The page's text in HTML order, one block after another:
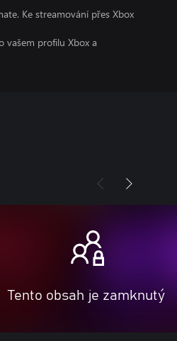
Ke streamování přes Xbox
vašem profilu Xbox a
Tento obsah je zamknutý